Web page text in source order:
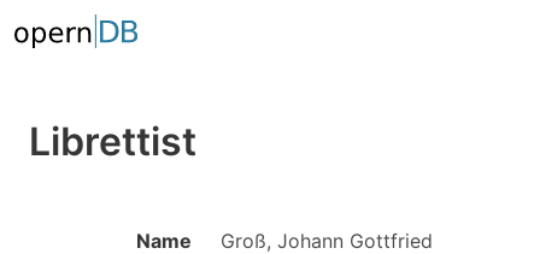
Librettist
Name
Groß, Johann Gottfried